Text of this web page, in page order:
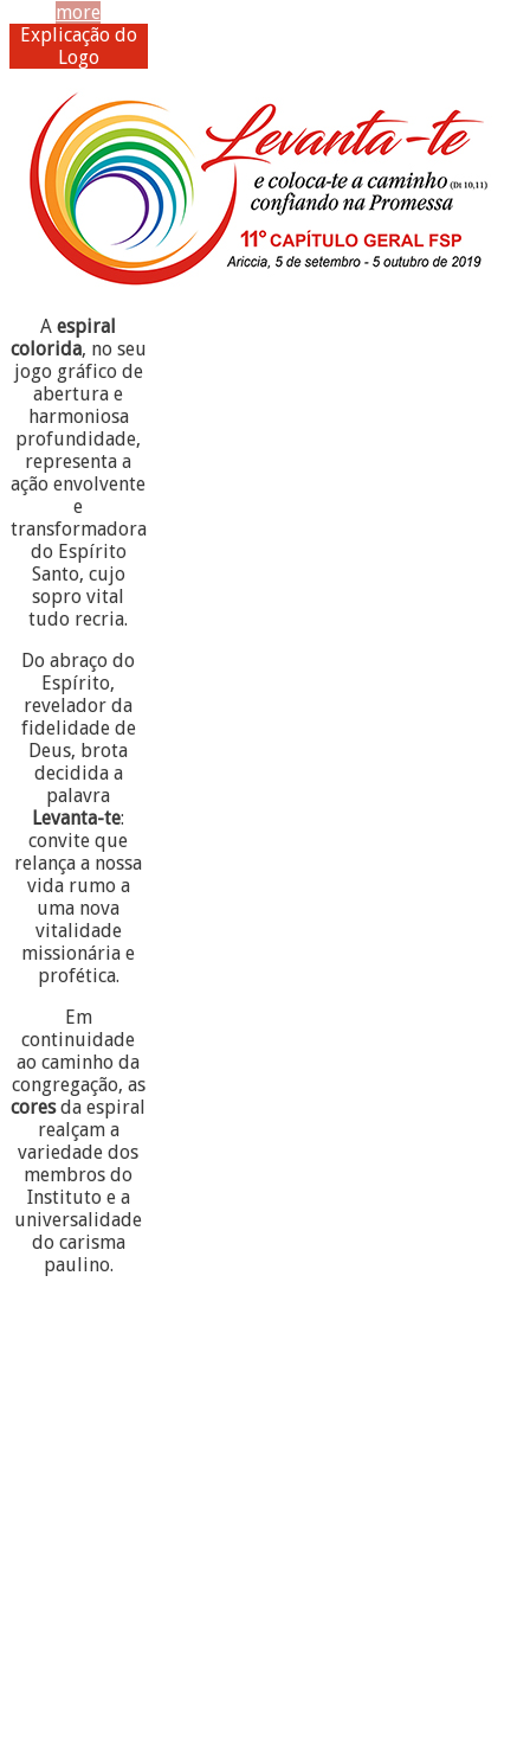
more
Explicação do
Logo
Aespiral
colorida, no seu
jogo gráfico de
abertura e
harmoniosa
profundidade,
representa a
ação envolvente
e
transformadora
do Espírito
Santo, cujo
sopro vital
tudo recria.
Do abraço do
Espírito,
revelador da
fidelidade de
Deus, brota
decidida a
palavra
Levanta-te:
convite que
relança a nossa
vida rumo a
uma nova
vitalidade
missionária e
profética.
Em
continuidade
ao caminho da
congregação, as
coresda espiral
realçam a
variedade dos
membros do
Instituto e a
universalidade
do carisma
paulino.